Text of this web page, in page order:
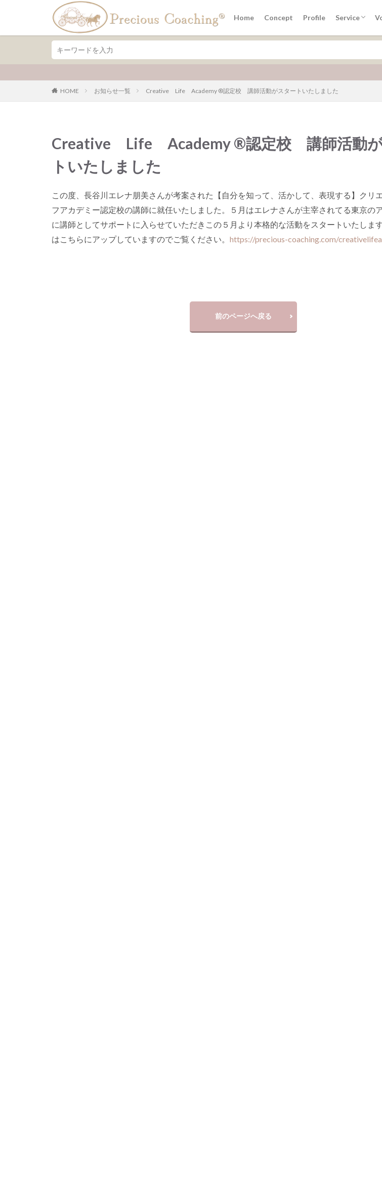
Home Concept Profile Service
アドバイザ
手帳×コーチ
トラストコ
プレシャス
HOME お知らせ一覧 Creative Life Academy ®認定校 講師活動がスタートいたしました
Creative Life Academy ®認定校 講師活動
トいたしました
この度、長谷川エレナ朋美さんが考案された【自分を知って、活かして、表現する】クリ
フアカデミー認定校の講師に就任いたしました。５月はエレナさんが主宰されてる東京の
に講師としてサポートに入らせていただきこの５月より本格的な活動をスタートいたしま
はこちらにアップしていますのでご覧ください。 https://precious-coaching.com/
前のページへ戻る
カテゴリー